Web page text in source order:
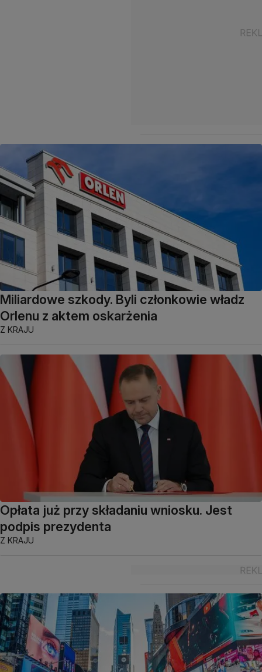
Miliardowe szkody. Byli członkowie władz
Orlenu z aktem oskarżenia
Z KRAJU
Opłata już przy składaniu wniosku. Jest
podpis prezydenta
Z KRAJU